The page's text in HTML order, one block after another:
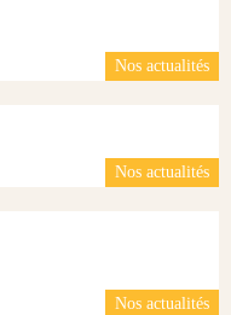
Nos actualités
Nos actualités
Nos actualités